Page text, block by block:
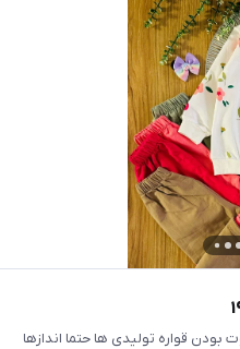
علت متفاوت بودن قواره تولیدی ها حتما اندازها